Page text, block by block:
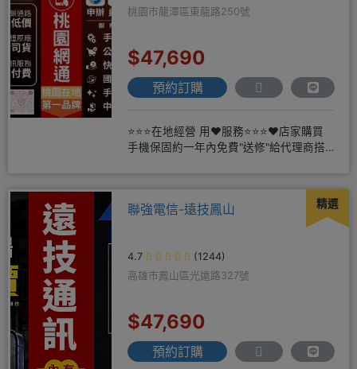
桃園市龍潭區東龍路250號
$47,690
預約訂購
⭐⭐⭐在地經營 用❤️服務⭐⭐⭐❤️店家購買
手機保固約一年內免費"送修"給代理商搭
精選
聯強電信-遠技鳳山
4.7
(1244)
高雄市鳳山區光遠路327號
$47,690
預約訂購